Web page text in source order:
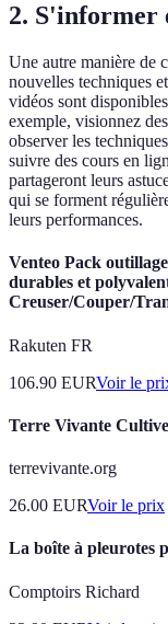
2. S'informer
Une autre manière de
nouvelles techniques
vidéos sont
exemple, visionnez
observer les
suivre des cours en
partageront leurs
qui se forment
leurs performances.
Venteo Pack
durables et
Creuser/Couper/
Rakuten FR
106.90 EURVoir le
Terre Vivante
terrevivante.org
26.00 EURVoir le prix
La boîte à pleurotes
Comptoirs Richard